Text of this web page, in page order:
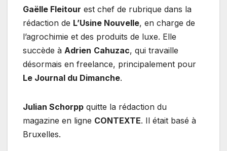
Gaëlle Fleitour est chef de rubrique dans la
rédaction de L’Usine Nouvelle, en charge de
l’agrochimie et des produits de luxe. Elle
succède à Adrien Cahuzac, qui travaille
désormais en freelance, principalement pour
Le Journal du Dimanche.
Julian Schorpp quitte la rédaction du
magazine en ligne CONTEXTE. Il était basé à
Bruxelles.